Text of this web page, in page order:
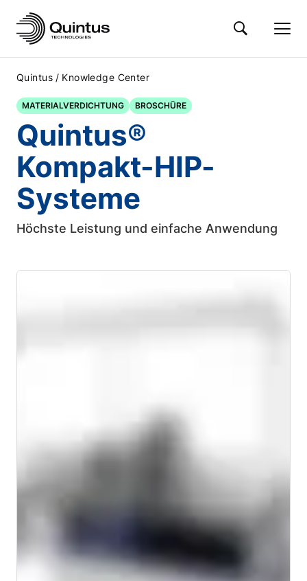
Quintus / Knowledge Center
MATERIALVERDICHTUNG BROSCHÜRE
Quintus®
Kompakt-HIP-
Systeme
Höchste Leistung und einfache Anwendung